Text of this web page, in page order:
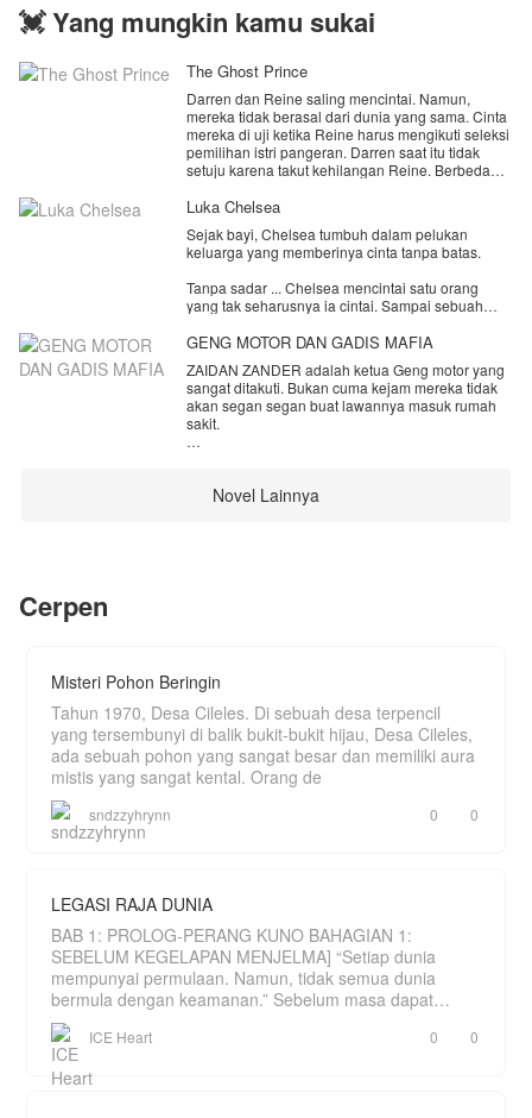
💓 Yang mungkin kamu sukai
The Ghost Prince
Darren dan Reine saling mencintai. Namun,
mereka tidak berasal dari dunia yang sama. Cinta
mereka di uji ketika Reine harus mengikuti seleksi
pemilihan istri pangeran. Darren saat itu tidak
setuju karena takut kehilangan Reine. Berbeda
seleksi pemilihan.
pangeran. Di saat itu cerita yang sesungguhnya di
mulai. Reine menyesal karena tidak
Apa yang terjadi di istana? Sebenarnya siapa
Darren, kenapa dia bisa berbicara dengan Reine?
Luka Chelsea
Sejak bayi, Chelsea tumbuh dalam pelukan
keluarga yang memberinya cinta tanpa batas.
Tanpa sadar ... Chelsea mencintai satu orang
yang tak seharusnya ia cintai. Sampai sebuah
untuk mempercayai kebohongan. Chelsea pergi
dengan hati yang hancur dan berjanji untuk
kembali sebagai kebanggaan keluarga.
Dia bangkit dan membuktikan bahwa dirinya
El baru sadar bahwa dia telah kehilangan
GENG MOTOR DAN GADIS MAFIA
ZAIDAN ZANDER adalah ketua Geng motor yang
sangat ditakuti. Bukan cuma kejam mereka tidak
akan segan segan buat lawannya masuk rumah
sakit.
namanya mereka akan menggigil ketakutan.
Novel Lainnya
Cerpen
Misteri Pohon Beringin
Tahun 1970, Desa Cileles. Di sebuah desa terpencil
yang tersembunyi di balik bukit-bukit hijau, Desa Cileles,
ada sebuah pohon yang sangat besar dan memiliki aura
mistis yang sangat kental. Orang de
sndzzyhrynn 0 0
LEGASI RAJA DUNIA
BAB 1: PROLOG-PERANG KUNO BAHAGIAN 1:
SEBELUM KEGELAPAN MENJELMA] “Setiap dunia
mempunyai permulaan. Namun, tidak semua dunia
bermula dengan keamanan.” Sebelum masa dapat
dihitung, hanya wujud sebu
ICE Heart 0 0